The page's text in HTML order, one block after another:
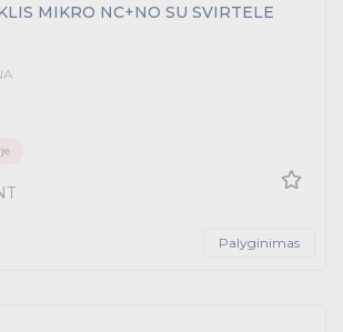
MIKRO NC+NO SU SVIRTELE
Palyginimas